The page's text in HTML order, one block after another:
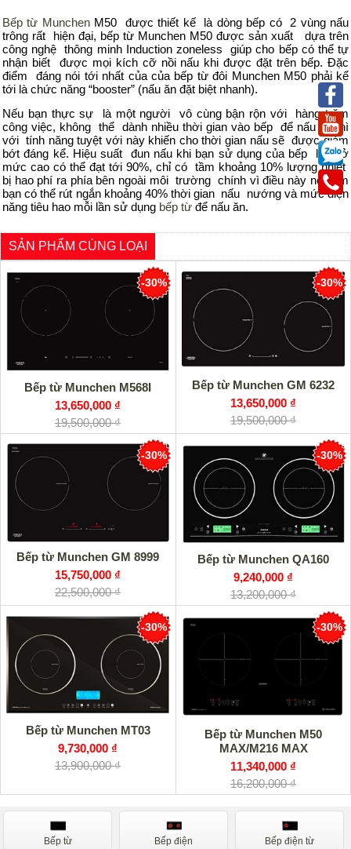
Bếp từ MunchenM50 được thiết kế là dòng bếp có 2 vùng nấu
trông rất hiện đại, bếp từ Munchen M50 được sản xuất dựa trên
công nghệ thông minh Induction zoneless giúp cho bếp có thể tự
nhận biết được mọi kích cỡ nồi nấu khi được đặt trên bếp. Đặc
điểm đáng nói tới nhất của của bếp từ đôi Munchen M50 phải kể
tới là chức năng “booster” (nấu ăn đặt biệt nhanh).
Nếu bạn thực sự là một người vô cùng bận rộn với hàng trăm
công việc, không thể dành nhiều thời gian vào bếp để nấu ăn thì
với tính năng tuyệt với này khiến cho thời gian nấu sẽ được giảm
bớt đáng kể. Hiệu suất đun nấu khi bạn sử dụng của bếp luôn ở
mức cao có thể đạt tới 90%, chỉ có tầm khoảng 10% lượng nhiệt
bị hao phí ra phía bên ngoài môi trường chính vì điều này nó làm
bạn có thể rút ngắn khoảng 40% thời gian nấu nướng và mức điện
năng tiêu hao mỗi lần sử dụng bếp từ để nấu ăn.
SẢN PHẨM CÙNG LOẠI
Bếp từ Munchen M568I
13,650,000 ₫
19,500,000 ₫
-30%
Bếp từ Munchen GM 6232
13,650,000 ₫
19,500,000 ₫
-30%
Bếp từ Munchen GM 8999
15,750,000 ₫
22,500,000 ₫
-30%
Bếp từ Munchen QA160
9,240,000 ₫
13,200,000 ₫
-30%
Bếp từ Munchen MT03
9,730,000 ₫
13,900,000 ₫
-30%
Bếp từ Munchen M50
MAX/M216 MAX
11,340,000 ₫
16,200,000 ₫
-30%
Bếp từ Bếp điện Bếp điện từ